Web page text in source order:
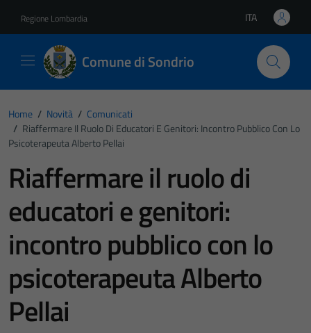
Regione Lombardia Lingua attiva:
ITA
Comune di Sondrio
Home / Novità / Comunicati
/ Riaffermare Il Ruolo Di Educatori E Genitori: Incontro Pubblico Con Lo
Psicoterapeuta Alberto Pellai
Riaffermare il ruolo di
educatori e genitori:
incontro pubblico con lo
psicoterapeuta Alberto
Pellai